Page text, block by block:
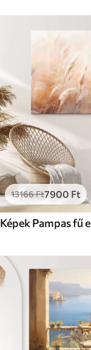
13166Ft7900 Ft